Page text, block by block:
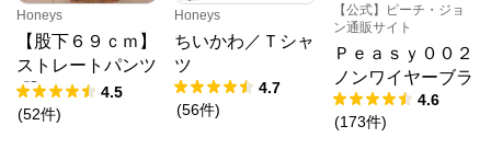
Honeys
【股下６９ｃｍ】
ストレートパンツ
(股下60/63/66/69/
72cm展開)
4.5
(52件)
Honeys
ちいかわ／Ｔシャ
ツ
4.7
(56件)
【公式】ピーチ・ジョ
ン通販サイト
Ｐｅａｓｙ００２
ノンワイヤーブラ
4.6
(173件)